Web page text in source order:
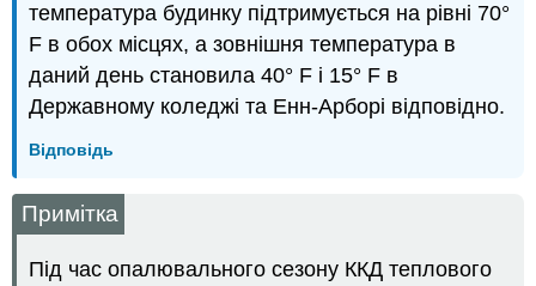
температура будинку підтримується на рівні 70°
F в обох місцях, а зовнішня температура в
даний день становила 40° F і 15° F в
Державному коледжі та Енн-Арборі відповідно.
Відповідь
Примітка
Під час опалювального сезону ККД теплового